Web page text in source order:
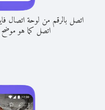
اتصل بالرقم من لوحة اتصال
اتصل كما هو موضح